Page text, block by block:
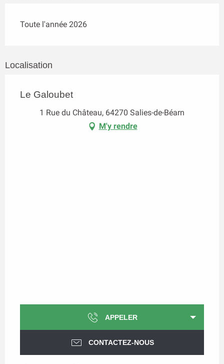
Toute l'année 2026
Localisation
Le Galoubet
1 Rue du Château, 64270 Salies-de-Béarn
M'y rendre
APPELER
CONTACTEZ-NOUS